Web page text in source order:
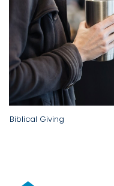
Biblical Giving